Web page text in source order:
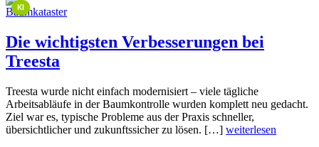
KI
Baumkataster
Die wichtigsten Verbesserungen bei
Treesta
Treesta wurde nicht einfach modernisiert – viele tägliche
Arbeitsabläufe in der Baumkontrolle wurden komplett neu gedacht.
Ziel war es, typische Probleme aus der Praxis schneller,
übersichtlicher und zukunftssicher zu lösen. […] weiterlesen